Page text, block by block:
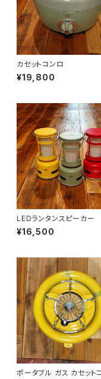
カセットコンロ
¥19,800
LEDランタンスピーカー
¥16,500
ポータブル ガス カセット